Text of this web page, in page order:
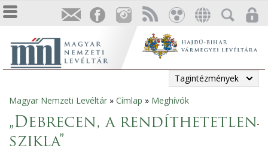
Tagintézmények
Jelenlegi
hely
Magyar Nemzeti Levéltár » Címlap » Meghívók
„Debrecen, a rendíthetetlen
szikla”